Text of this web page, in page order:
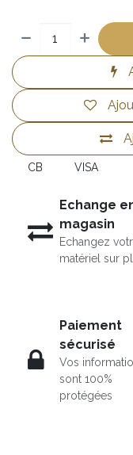
CB VISA
Echange
magasin
Echangez
matériel sur
Paiement
sécurisé
Vos
sont 100%
protégées